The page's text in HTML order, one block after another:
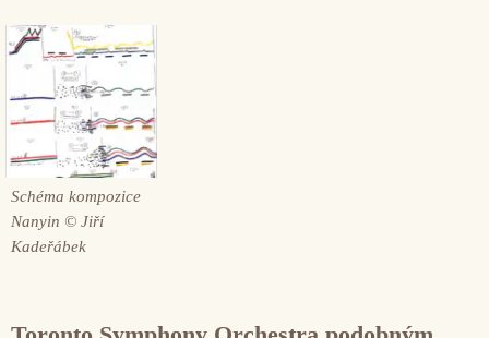
Schéma kompozice
Nanyin © Jiří
Kadeřábek